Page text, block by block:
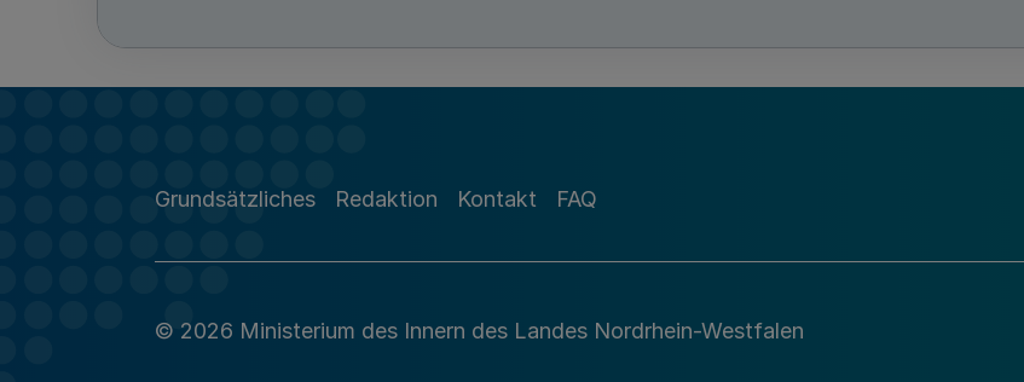
(Hochschulabgabenverordnung -
Gesetz über die
Grundsätzliches Redaktion Kontakt FAQ
© 2026 Ministerium des Innern des Landes Nordrhein-Westfalen